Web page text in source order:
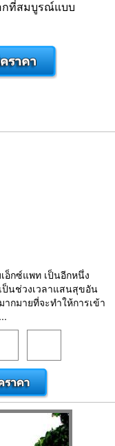
กที่สมบูรณ์แบบ
อ็กซ์แพท เป็นอีกหนึ่ง
ป็นช่วงเวลาแสนสุขอัน
กมายที่จะทำให้การเข้า